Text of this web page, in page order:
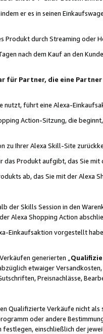
er es in seinen
Produkt durch Streaming oder
nach dem Kauf an den
für Partner, die eine
führt eine Alexa-
Action-Sitzung, die
zu Ihrer Alexa Skill-Site
Produkt aufgibt, das Sie mit
ab, das Sie mit der Alexa
der Skills Session in den
Alexa Shopping Action
Einkaufsaktion vorgestellt
generierten „
etwaiger
Preisnachlässe,
Qualifizierte Verkäufe nicht
oder andere
einschließlich der